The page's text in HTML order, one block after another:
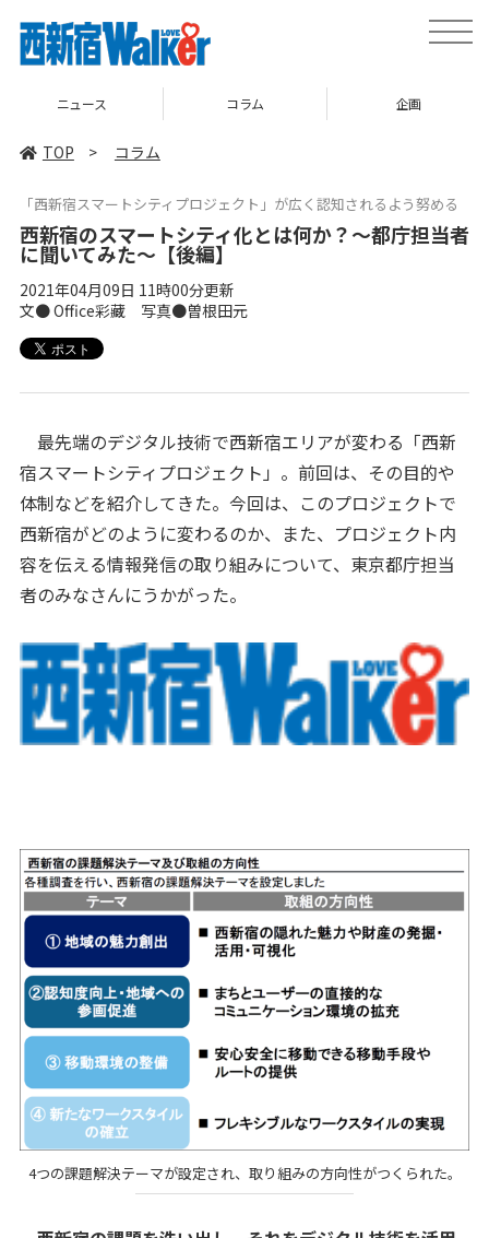
toggle
コラム 企画 TOP
TOP > コラム
「西新宿スマートシティプロジェクト」が広く認知されるよう努める
西新宿のスマートシティ化とは何か？～都庁担当者
に聞いてみた～【後編】
2021年04月09日 11時00分更新
文● Office彩藏 写真●曽根田元
最先端のデジタル技術で西新宿エリアが変わる「西新
宿スマートシティプロジェクト」。前回は、その目的や
体制などを紹介してきた。今回は、このプロジェクトで
西新宿がどのように変わるのか、また、プロジェクト内
容を伝える情報発信の取り組みについて、東京都庁担当
者のみなさんにうかがった。
4つの課題解決テーマが設定され、取り組みの方向性がつくられた。